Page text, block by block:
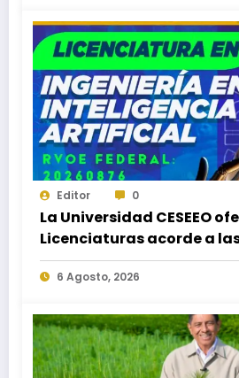
Editor 0
La Universidad CESEEO
Licenciaturas acorde a
necesidades educativas
egresados de escuelas del
6 Agosto, 2026